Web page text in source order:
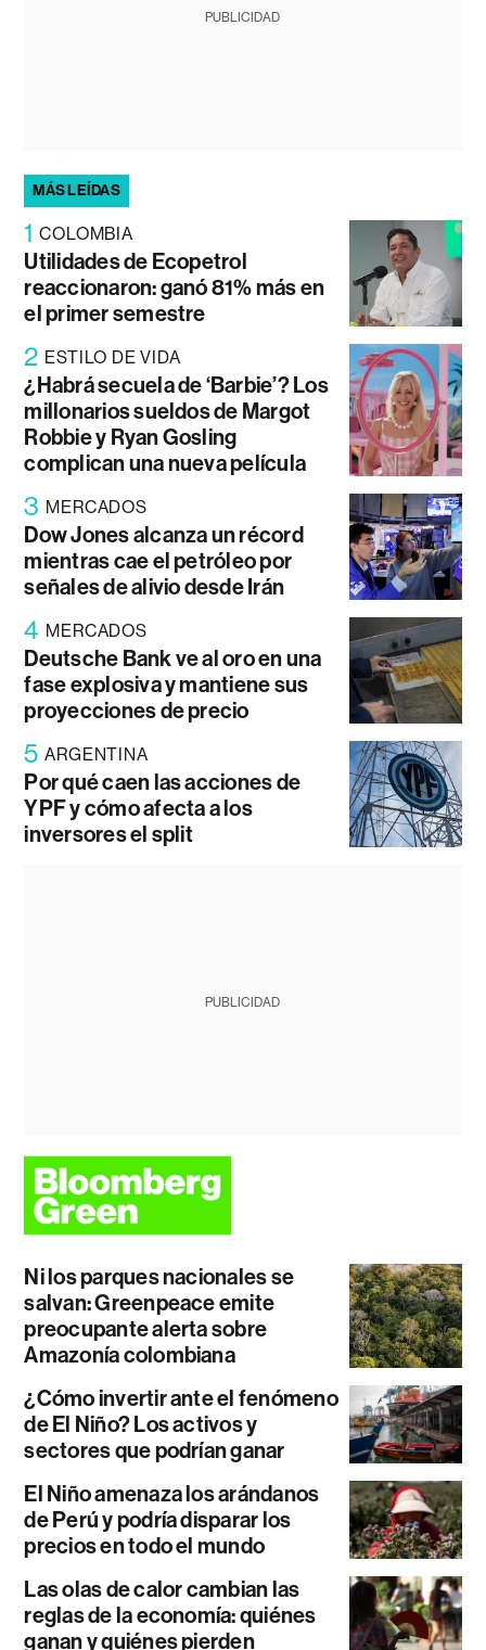
PUBLICIDAD
MÁS LEÍDAS
1 COLOMBIA
Utilidades de Ecopetrol
reaccionaron: ganó 81% más en
el primer semestre
2 ESTILO DE VIDA
¿Habrá secuela de ‘Barbie’? Los
millonarios sueldos de Margot
Robbie y Ryan Gosling
complican una nueva película
3 MERCADOS
Dow Jones alcanza un récord
mientras cae el petróleo por
señales de alivio desde Irán
4 MERCADOS
Deutsche Bank ve al oro en una
fase explosiva y mantiene sus
proyecciones de precio
5 ARGENTINA
Por qué caen las acciones de
YPF y cómo afecta a los
inversores el split
PUBLICIDAD
Ni los parques nacionales se
salvan: Greenpeace emite
preocupante alerta sobre
Amazonía colombiana
¿Cómo invertir ante el fenómeno
de El Niño? Los activos y
sectores que podrían ganar
El Niño amenaza los arándanos
de Perú y podría disparar los
precios en todo el mundo
Las olas de calor cambian las
reglas de la economía: quiénes
ganan y quiénes pierden